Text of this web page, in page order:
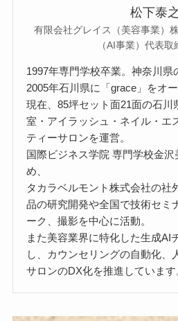
松下泰之
有限会社グレイス（美容事業）
（AI事業）代表取
1997年専門学校卒業。神奈川県
2005年石川県に「grace」をオー
現在、85坪セット面21面の石川
室・アイラッシュ・ネイル・エ
ティーサロンを運営。
国際ビジネス学院 専門学校金
め、
タカラベルモント株式会社の社
品の研究開発や全国で技術セミ
ーク、撮影を中心に活動。
また美容業界に特化した生成AI
し、カウンセリングの自動化、
サロンのDX化を推進しています